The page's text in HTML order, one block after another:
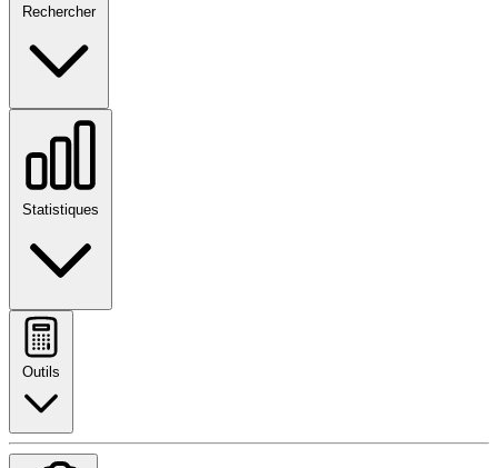
Rechercher
Statistiques
Outils